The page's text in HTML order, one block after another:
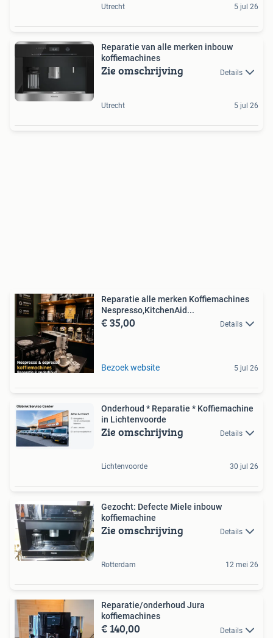
Utrecht 5 jul 26
Reparatie van alle merken inbouw
koffiemachines
Zie omschrijving Details
Utrecht 5 jul 26
Reparatie alle merken Koffiemachines
Nespresso,KitchenAid...
€ 35,00 Details
Bezoek website 5 jul 26
Onderhoud * Reparatie * Koffiemachine
in Lichtenvoorde
Zie omschrijving Details
Lichtenvoorde 30 jul 26
Gezocht: Defecte Miele inbouw
koffiemachine
Zie omschrijving Details
Rotterdam 12 mei 26
Reparatie/onderhoud Jura
koffiemachines
€ 140,00 Details